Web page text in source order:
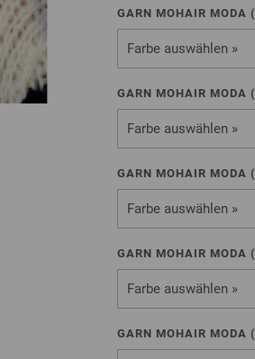
GARN MOHAIR MODA (
Farbe auswählen »
GARN MOHAIR MODA (
Farbe auswählen »
GARN MOHAIR MODA (
Farbe auswählen »
GARN MOHAIR MODA (
Farbe auswählen »
GARN MOHAIR MODA (